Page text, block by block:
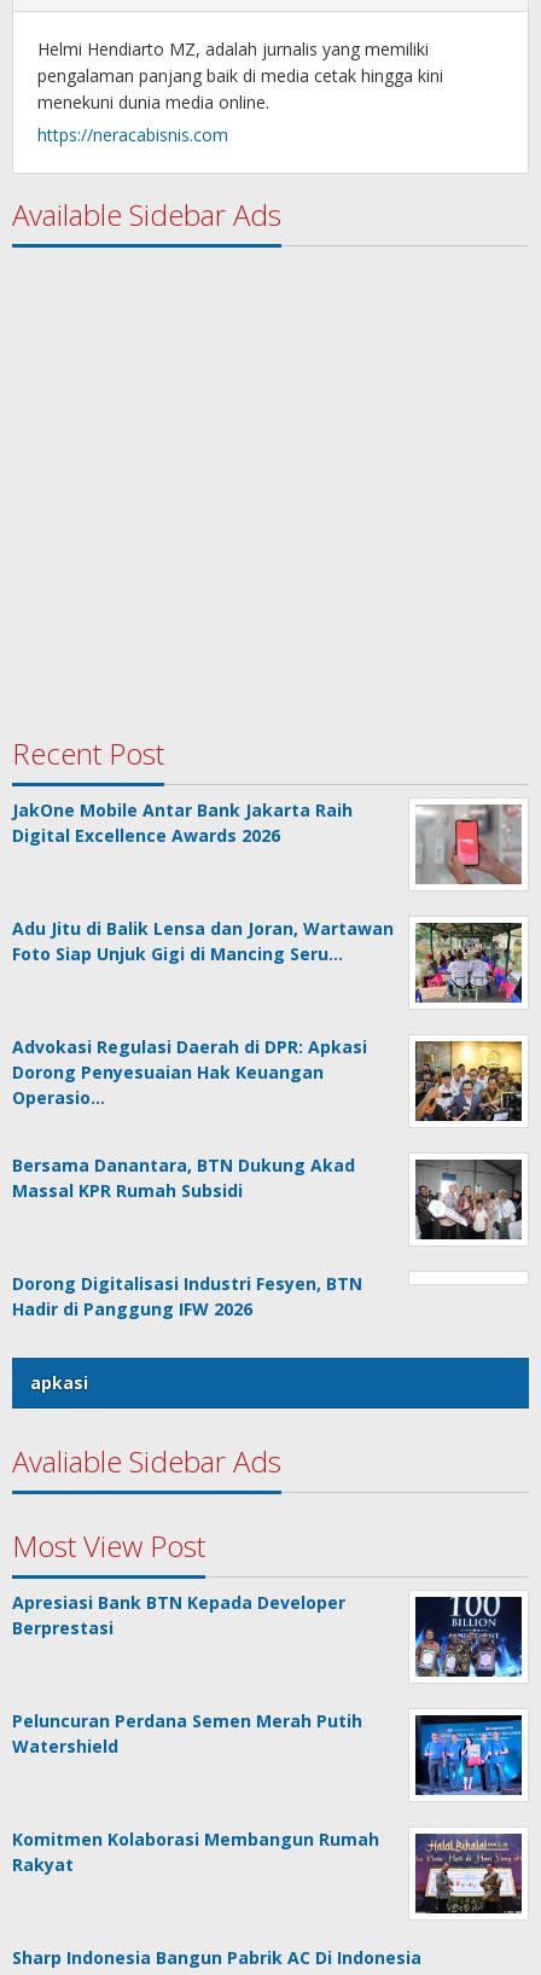
Helmi Hendiarto MZ, adalah jurnalis yang memiliki
pengalaman panjang baik di media cetak hingga kini
menekuni dunia media online.
https://neracabisnis.com
Available Sidebar Ads
Recent Post
JakOne Mobile Antar Bank Jakarta Raih
Digital Excellence Awards 2026
Adu Jitu di Balik Lensa dan Joran, Wartawan
Foto Siap Unjuk Gigi di Mancing Seru…
Advokasi Regulasi Daerah di DPR: Apkasi
Dorong Penyesuaian Hak Keuangan
Operasio…
Bersama Danantara, BTN Dukung Akad
Massal KPR Rumah Subsidi
Dorong Digitalisasi Industri Fesyen, BTN
Hadir di Panggung IFW 2026
apkasi
Avaliable Sidebar Ads
Most View Post
Apresiasi Bank BTN Kepada Developer
Berprestasi
Peluncuran Perdana Semen Merah Putih
Watershield
Komitmen Kolaborasi Membangun Rumah
Rakyat
Sharp Indonesia Bangun Pabrik AC Di Indonesia